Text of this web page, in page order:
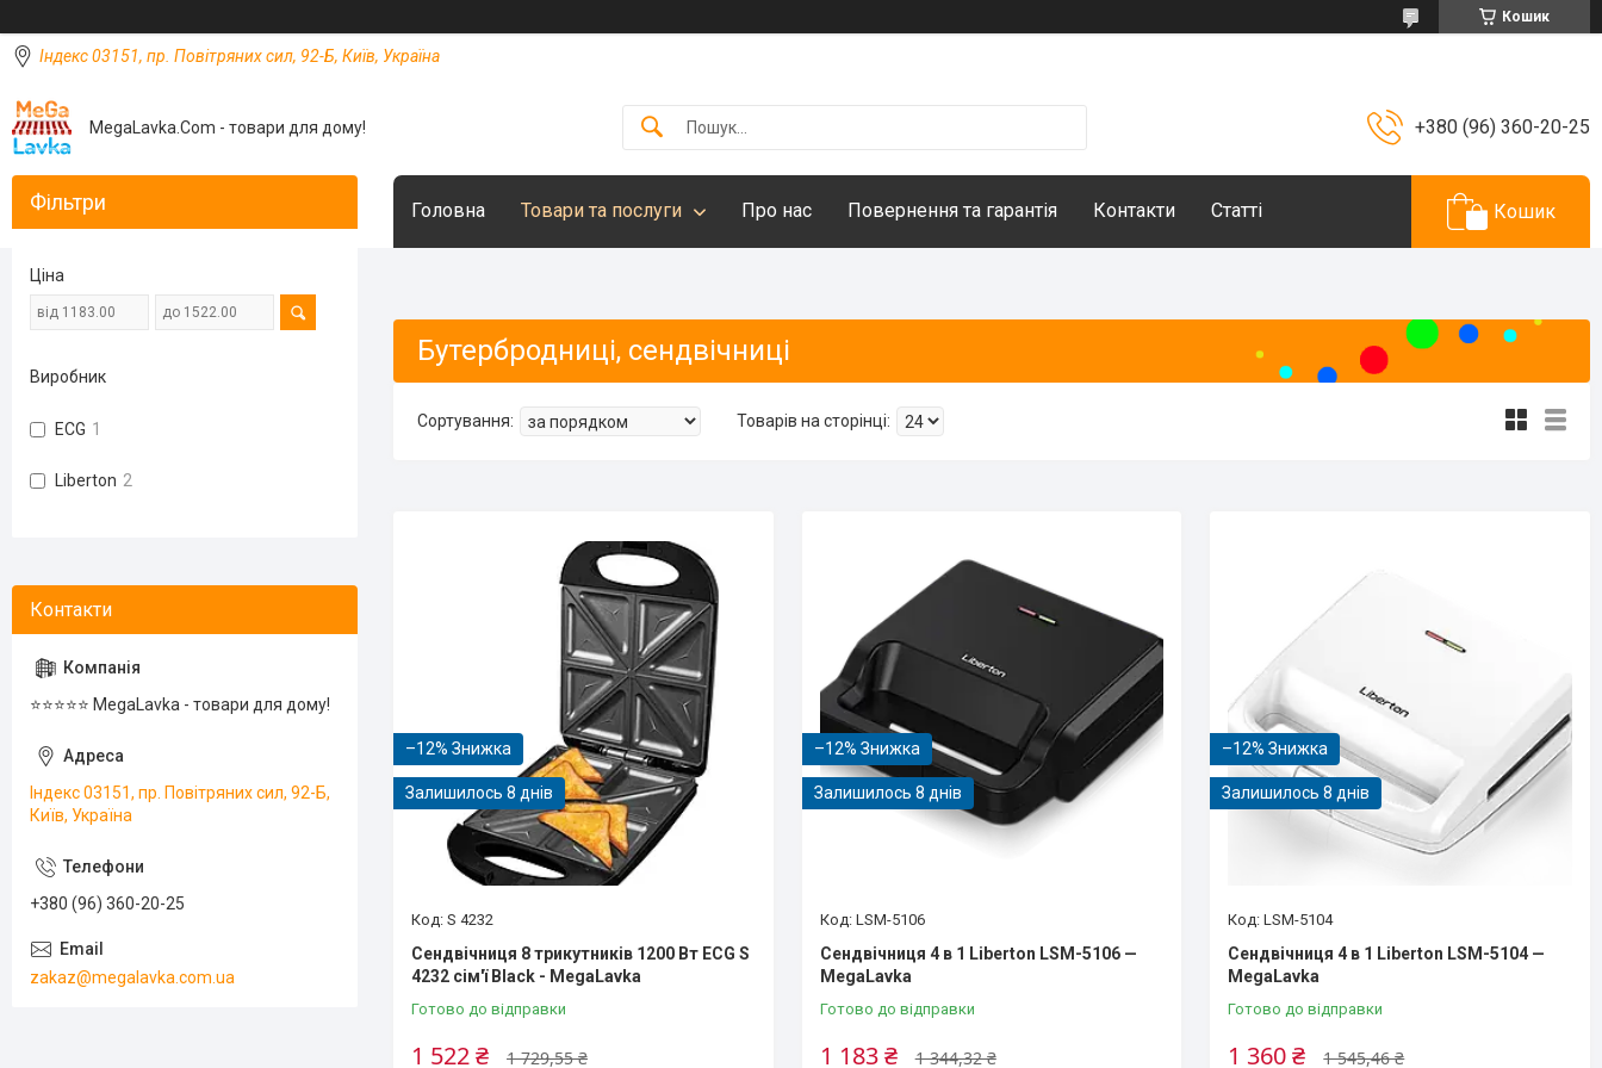
Кошик
Індекс 03151, пр. Повітряних сил, 92-Б, Київ, Україна
MegaLavka.Com - товари для дому! +380 (96) 360-20-25
Головна Товари та послуги Про нас Повернення та гарантія Контакти Статті Кошик
Бутербродниці, сендвічниці
–12%
Залишилось 8 днів
S 4232
Сендвічниця 8 трикутників 1200 Вт ECG S
4232 сім'ї Black - MegaLavka
Готово до відправки
1 729,55 ₴
1 522 ₴
–12%
Залишилось 8 днів
LSM-5106
Сендвічниця 4 в 1 Liberton LSM-5106 —
MegaLavka
Готово до відправки
1 344,32 ₴
1 183 ₴
–12%
Залишилось 8 днів
LSM-5104
Сендвічниця 4 в 1 Liberton LSM-5104 —
MegaLavka
Готово до відправки
1 545,46 ₴
1 360 ₴
Фільтри
Ціна
Виробник
ECG 1
Liberton 2
⭐️⭐️⭐️⭐️⭐️ MegaLavka - товари для дому!
Індекс 03151, пр. Повітряних сил, 92-Б,
Київ, Україна
+380 (96) 360-20-25
zakaz@megalavka.com.ua